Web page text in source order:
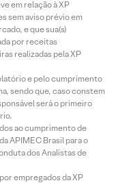
em relação à XP
sem aviso prévio em
e que sua(s)
por receitas
realizadas pela XP
e pelo cumprimento
sendo que, caso constem
será o primeiro
ao cumprimento de
APIMEC Brasil para o
dos Analistas de
empregados da XP